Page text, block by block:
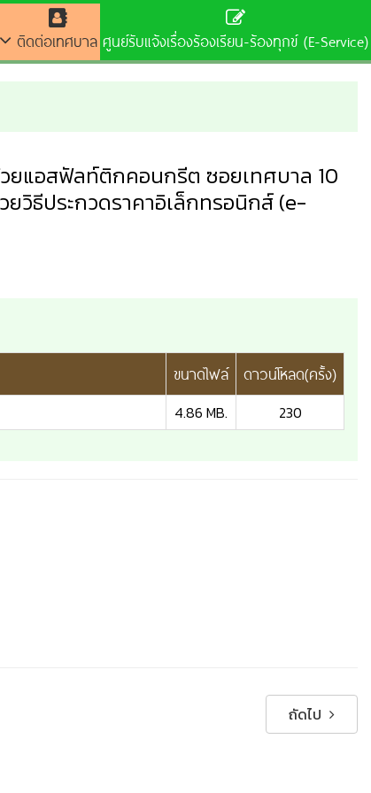
ติดต่อเทศบาล ศูนย์รับแจ้งเรื่องร้องเรียน-ร้องทุกข์ (E-Service)
วยแอสฟัลท์ติกคอนกรีต ซอยเทศบาล 10
วิธีประกวดราคาอิเล็กทรอนิกส์ (e-
ขนาดไฟล์ ดาวน์โหลด(ครั้ง)
4.86 MB. 230
ถัดไป